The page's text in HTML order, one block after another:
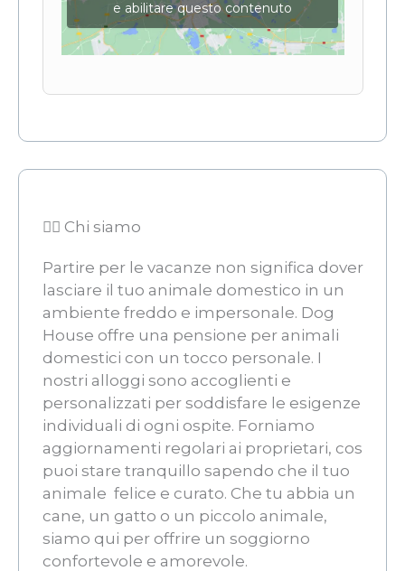
e abilitare questo contenuto
👨‍⚖️ Chi siamo
Partire per le vacanze non significa dover
lasciare il tuo animale domestico in un
ambiente freddo e impersonale. Dog
House offre una pensione per animali
domestici con un tocco personale. I
nostri alloggi sono accoglienti e
personalizzati per soddisfare le esigenze
individuali di ogni ospite. Forniamo
aggiornamenti regolari ai proprietari, cos
puoi stare tranquillo sapendo che il tuo
animale  felice e curato. Che tu abbia un
cane, un gatto o un piccolo animale,
siamo qui per offrire un soggiorno
confortevole e amorevole.